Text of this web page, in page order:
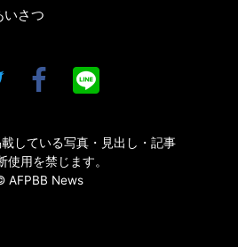
いさつ
している写真・見出し・記事
使用を禁じます。
AFPBB News